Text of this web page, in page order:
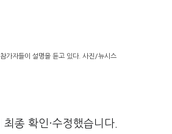
가자들이 설명을 듣고 있다. 사진/뉴시스
종 확인·수정했습니다.